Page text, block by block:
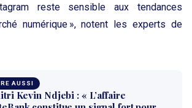
reste sensible aux tendances
numérique », notent les experts de
AUSSI
Kevin Ndjebi : « L’affaire